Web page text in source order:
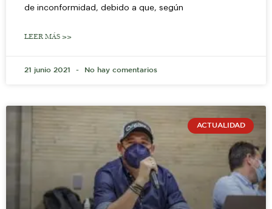
de inconformidad, debido a que, según
LEER MÁS >>
21 junio 2021 No hay comentarios
ACTUALIDAD